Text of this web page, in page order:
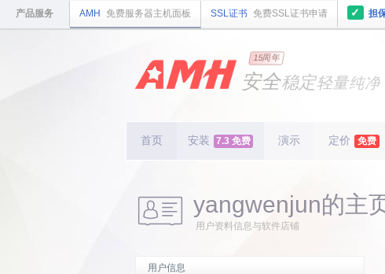
产品服务 AMH 免费服务器主机面板 SSL证书 免费SSL证书申请 ✓ 担
15周年
国内领先
安全稳定轻量纯净
首页 安装 7.3 免费 演示 定价 免费
yangwenjun的主
用户资料信息与软件店铺
用户信息